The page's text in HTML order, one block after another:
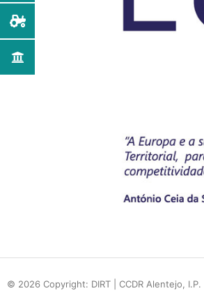
© 2026 Copyright: DIRT | CCDR Alentejo, I.P.